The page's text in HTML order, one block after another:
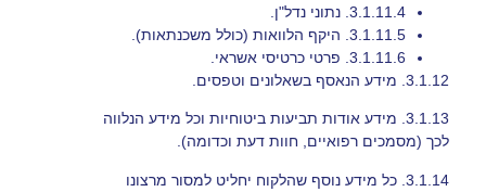
3.1.11.4. נתוני נדל"ן.
3.1.11.5. היקף הלוואות (כולל משכנתאות).
3.1.11.6. פרטי כרטיסי אשראי.
3.1.12. מידע הנאסף בשאלונים וטפסים.
3.1.13. מידע אודות תביעות ביטוחיות וכל מידע הנלווה
לכך (מסמכים רפואיים, חוות דעת וכדומה).
3.1.14. כל מידע נוסף שהלקוח יחליט למסור מרצונו